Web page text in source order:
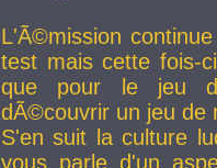
L'Ã©mission
test mais cette fois-
que pour le jeu
dÃ©couvrir un jeu de
S'en suit la culture
vous parle d'un